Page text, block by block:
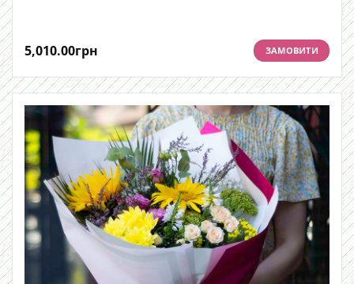
5,010.00грн ЗАМОВИТИ